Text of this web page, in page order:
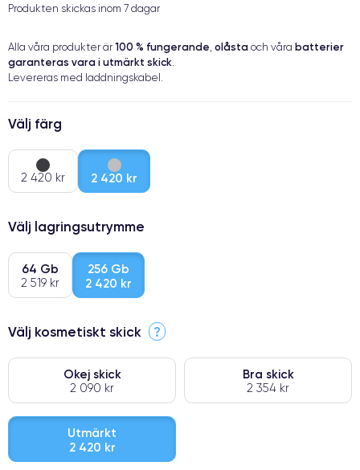
Produkten skickas inom 7 dagar
Alla våra produkter är 100 % fungerande, olåsta och våra batterier
garanteras vara i utmärkt skick.
Levereras med laddningskabel.
Välj färg
2 420 kr 2 420 kr
Välj lagringsutrymme
64 Gb
2 519 kr
256 Gb
2 420 kr
Välj kosmetiskt skick ?
Okej skick
2 090 kr
Bra skick
2 354 kr
Utmärkt
2 420 kr